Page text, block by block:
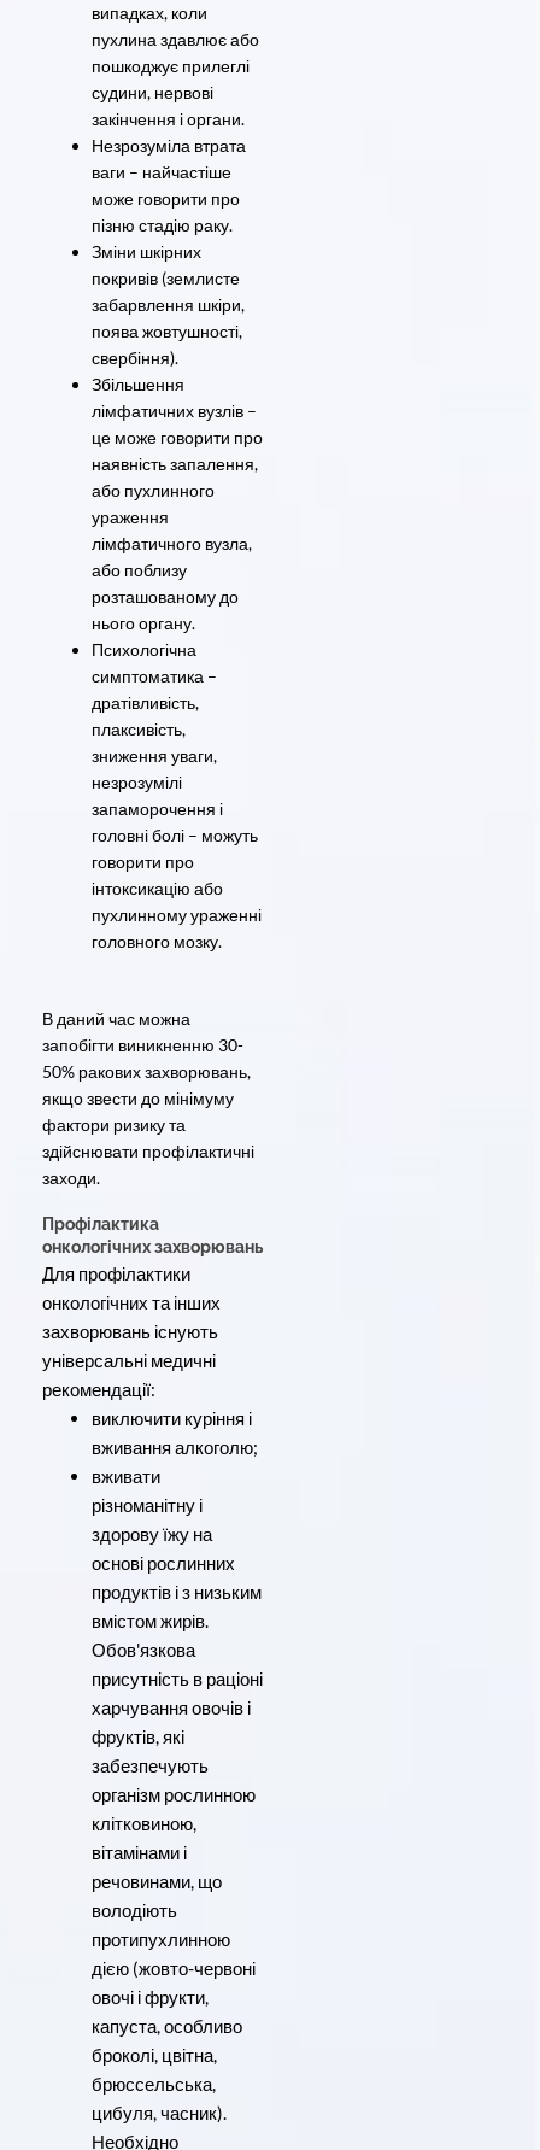
випадках, коли
пухлина здавлює або
пошкоджує прилеглі
судини, нервові
закінчення і органи.
Незрозуміла втрата
ваги – найчастіше
може говорити про
пізню стадію раку.
Зміни шкірних
покривів (землисте
забарвлення шкіри,
поява жовтушності,
свербіння).
Збільшення
лімфатичних вузлів –
це може говорити про
наявність запалення,
або пухлинного
ураження
лімфатичного вузла,
або поблизу
розташованому до
нього органу.
Психологічна
симптоматика –
дратівливість,
плаксивість,
зниження уваги,
незрозумілі
запаморочення і
головні болі – можуть
говорити про
інтоксикацію або
пухлинному ураженні
головного мозку.
В даний час можна
запобігти виникненню 30-
50% ракових захворювань,
якщо звести до мінімуму
фактори ризику та
здійснювати профілактичні
заходи.
Профілактика
онкологічних захворювань
Для профілактики
онкологічних та інших
захворювань існують
універсальні медичні
рекомендації:
виключити куріння і
вживання алкоголю;
вживати
різноманітну і
здорову їжу на
основі рослинних
продуктів і з низьким
вмістом жирів.
Обов'язкова
присутність в раціоні
харчування овочів і
фруктів, які
забезпечують
організм рослинною
клітковиною,
вітамінами і
речовинами, що
володіють
протипухлинною
дією (жовто-червоні
овочі і фрукти,
капуста, особливо
броколі, цвітна,
брюссельська,
цибуля, часник).
Необхідно